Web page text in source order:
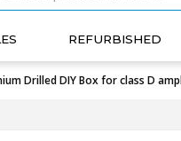
REFURBISHED
Drilled DIY Box for class D